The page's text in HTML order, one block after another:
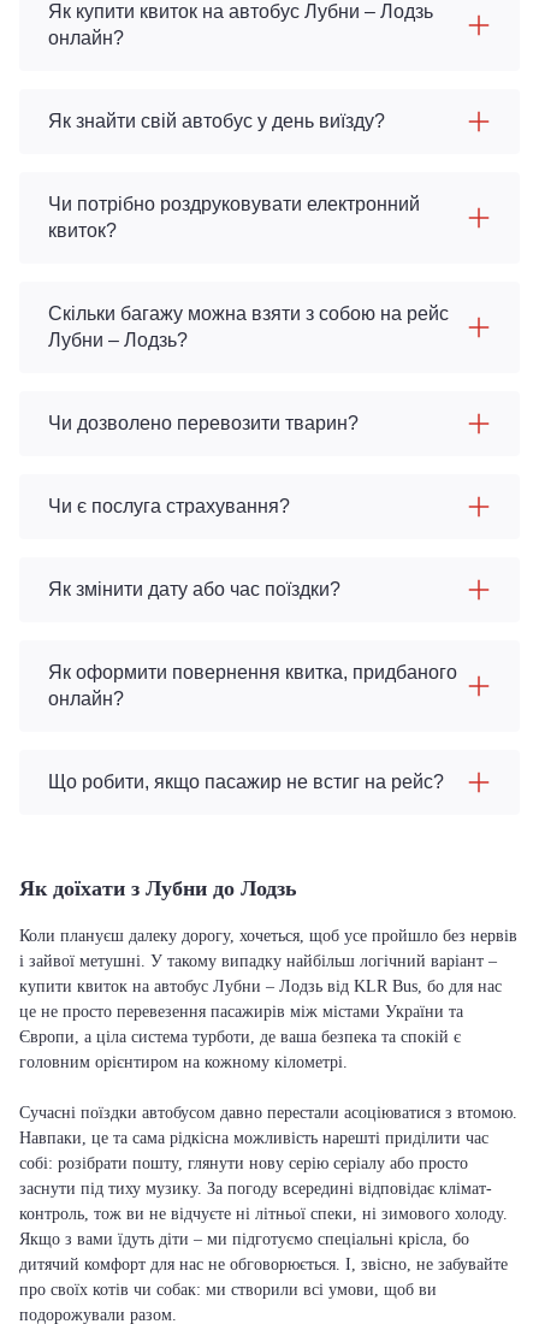
Як купити квиток на автобус Лубни – Лодзь
онлайн?
Як знайти свій автобус у день виїзду?
Чи потрібно роздруковувати електронний
квиток?
Скільки багажу можна взяти з собою на рейс
Лубни – Лодзь?
Чи дозволено перевозити тварин?
Чи є послуга страхування?
Як змінити дату або час поїздки?
Як оформити повернення квитка, придбаного
онлайн?
Що робити, якщо пасажир не встиг на рейс?
Як доїхати з Лубни до Лодзь
Коли плануєш далеку дорогу, хочеться, щоб усе пройшло без нервів
і зайвої метушні. У такому випадку найбільш логічний варіант –
купити квиток на автобус Лубни – Лодзь від KLR Bus, бо для нас
це не просто перевезення пасажирів між містами України та
Європи, а ціла система турботи, де ваша безпека та спокій є
головним орієнтиром на кожному кілометрі.
Сучасні поїздки автобусом давно перестали асоціюватися з втомою.
Навпаки, це та сама рідкісна можливість нарешті приділити час
собі: розібрати пошту, глянути нову серію серіалу або просто
заснути під тиху музику. За погоду всередині відповідає клімат-
контроль, тож ви не відчуєте ні літньої спеки, ні зимового холоду.
Якщо з вами їдуть діти – ми підготуємо спеціальні крісла, бо
дитячий комфорт для нас не обговорюється. І, звісно, не забувайте
про своїх котів чи собак: ми створили всі умови, щоб ви
подорожували разом.